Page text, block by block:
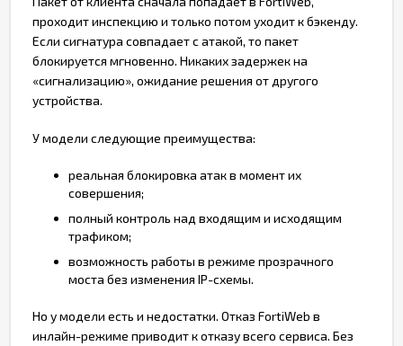
проходит инспекцию и только потом уходит к бэкенду.
Если сигнатура совпадает с атакой, то пакет
блокируется мгновенно. Никаких задержек на
«сигнализацию», ожидание решения от другого
устройства.
У модели следующие преимущества:
реальная блокировка атак в момент их
совершения;
полный контроль над входящим и исходящим
трафиком;
возможность работы в режиме прозрачного
моста без изменения IP-схемы.
Но у модели есть и недостатки. Отказ FortiWeb в
инлайн-режиме приводит к отказу всего сервиса. Без